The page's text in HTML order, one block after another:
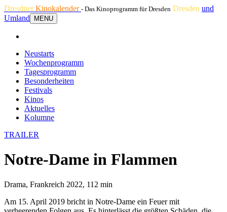
DresdnerKinokalender - Das Kinoprogramm für Dresden Dresden und
Umland
MENU
Neustarts
Wochenprogramm
Tagesprogramm
Besonderheiten
Festivals
Kinos
Aktuelles
Kolumne
TRAILER
Notre-Dame in Flammen
Drama, Frankreich 2022, 112 min
Am 15. April 2019 bricht in Notre-Dame ein Feuer mit